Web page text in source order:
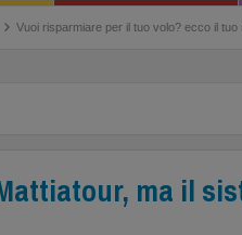
per il tuo volo? ecco il tuo momento
ma il